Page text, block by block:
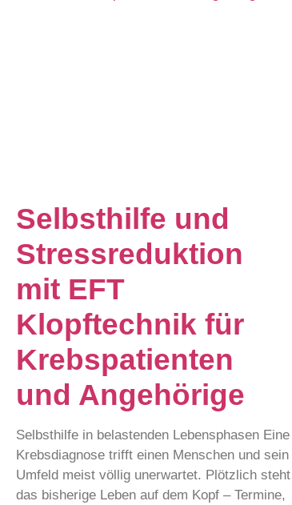
Selbsthilfe und
Stressreduktion
mit EFT
Klopftechnik für
Krebspatienten
und Angehörige
Selbsthilfe in belastenden Lebensphasen Eine
Krebsdiagnose trifft einen Menschen und sein
Umfeld meist völlig unerwartet. Plötzlich steht
das bisherige Leben auf dem Kopf – Termine,